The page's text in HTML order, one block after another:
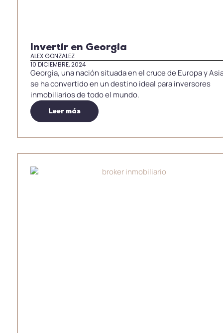
Invertir en Georgia
ALEX GONZALEZ
10 DICIEMBRE, 2024
Georgia, una nación situada en el cruce de Europa y
se ha convertido en un destino ideal para inversores
inmobiliarios de todo el mundo.
Leer más